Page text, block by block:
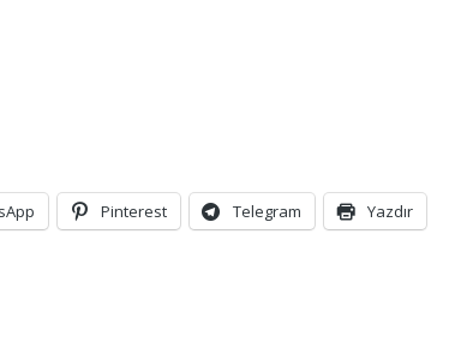
Pinterest Telegram Yazdır